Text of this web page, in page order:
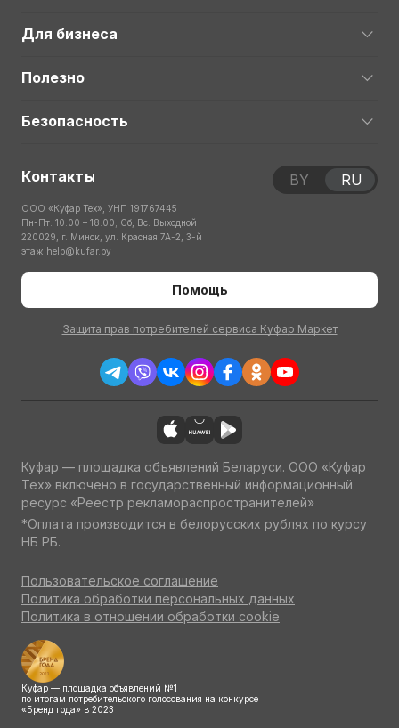
Для бизнеса
Полезно
Безопасность
Контакты
ООО «Куфар Тех», УНП 191767445
Пн-Пт: 10:00 – 18:00; Сб, Вс: Выходной
220029, г. Минск, ул. Красная 7А-2, 3-й
этаж help@kufar.by
Помощь
Защита прав потребителей сервиса Куфар Маркет
BY RU
Куфар — площадка объявлений Беларуси. ООО «Куфар
Тех» включено в государственный информационный
ресурс «Реестр рекламораспространителей»
*Оплата производится в белорусских рублях по курсу
НБ РБ.
Пользовательское соглашение
Политика обработки персональных данных
Политика в отношении обработки cookie
Куфар — площадка объявлений №1
по итогам потребительского голосования на конкурсе
«Бренд года» в 2023